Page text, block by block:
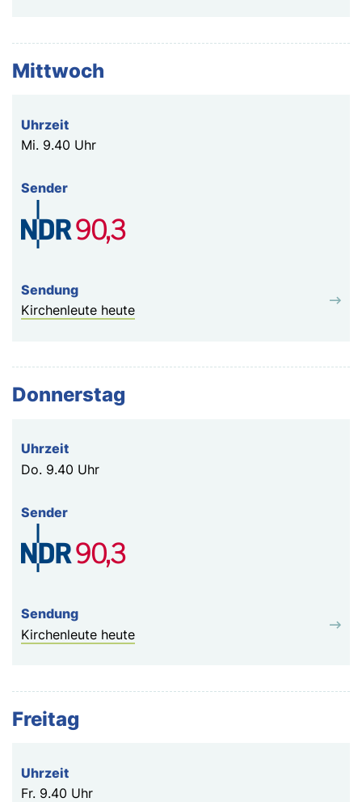
Mittwoch
Mi. 9.40 Uhr
Kirchenleute heute
Donnerstag
Do. 9.40 Uhr
Kirchenleute heute
Freitag
Fr. 9.40 Uhr